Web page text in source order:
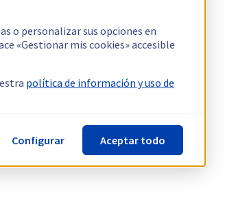
o personalizar sus opciones en
«Gestionar mis cookies» accesible
política de información y uso de
Configurar Aceptar todo